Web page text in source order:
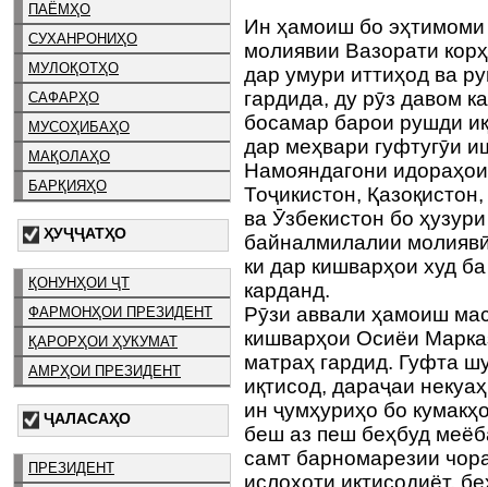
ПАЁМҲО
СУХАНРОНИҲО
МУЛОҚОТҲО
САФАРҲО
МУСОҲИБАҲО
МАҚОЛАҲО
БАРҚИЯҲО
ҲУҶҶАТҲО
ҚОНУНҲОИ ҶТ
ФАРМОНҲОИ ПРЕЗИДЕНТ
ҚАРОРҲОИ ҲУКУМАТ
АМРҲОИ ПРЕЗИДЕНТ
ҶАЛАСАҲО
ПРЕЗИДЕНТ
Ин ҳамоиш бо эҳтимоми
молиявии Вазорати
дар умури иттиҳод ва
гардида, ду рӯз давом
босамар барои рушди
дар меҳвари гуфтугӯи
Намояндагони
Тоҷикистон,
ва Ӯзбекистон бо
байналмилалии
ки дар кишварҳои худ
карданд.
Рӯзи аввали ҳамоиш
кишварҳои Осиёи
матраҳ гардид. Гуфта
иқтисод, дараҷаи
ин ҷумҳуриҳо бо
беш аз пеш беҳбуд
самт барномарезии
ислоҳоти иқтисодиёт,